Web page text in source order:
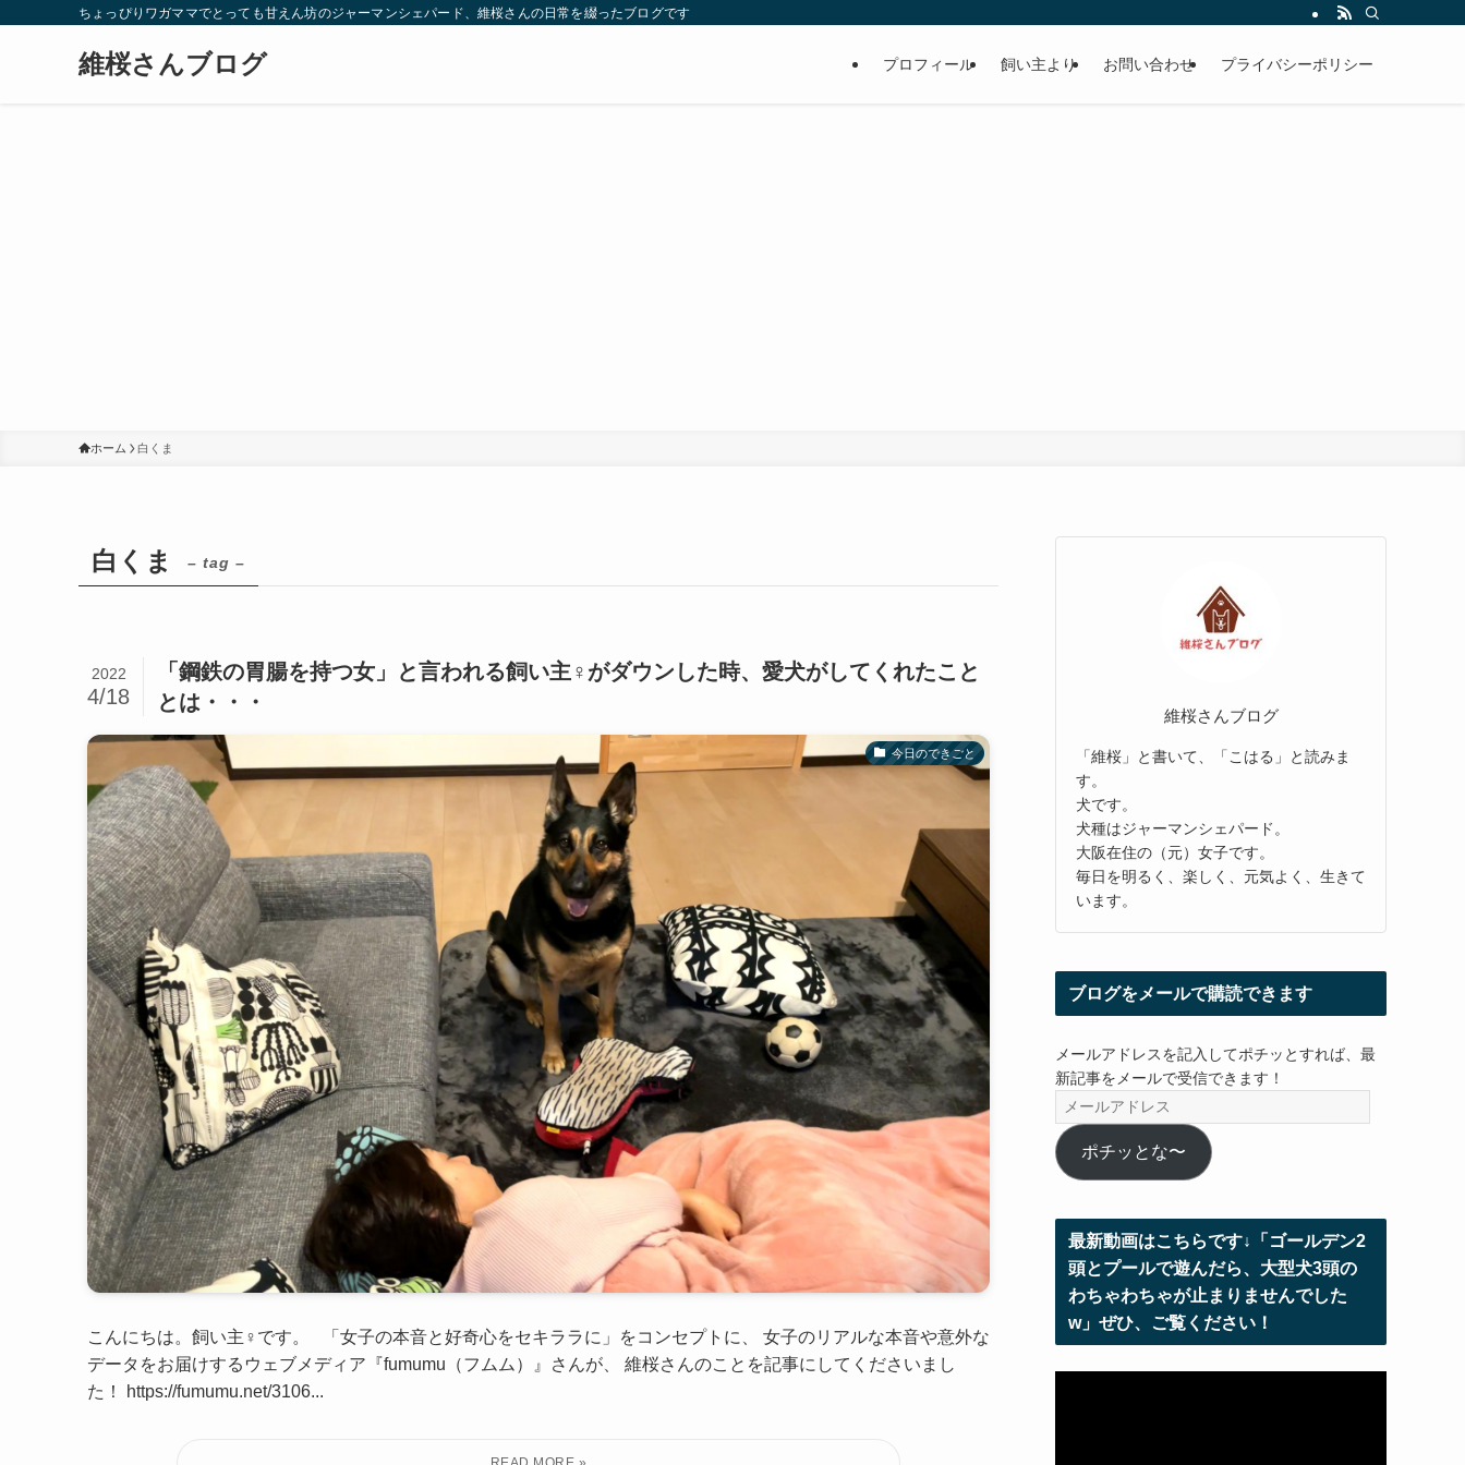
ちょっぴりワガママでとっても甘えん坊のジャーマンシェパード、維桜さんの日常を綴ったブログです
維桜さんブログ プロフィール 飼い主より お問い合わせ プライバシーポリシー
ホーム 白くま
白くま – tag –
「鋼鉄の胃腸を持つ女」と言われる飼い主♀がダウンした時、愛犬がしてくれたこと
とは・・・
2022
4/18
今日のできごと
こんにちは。飼い主♀です。 「女子の本音と好奇心をセキララに」をコンセプトに、 女子のリアルな本音や意外な
データをお届けするウェブメディア『fumumu（フムム）』さんが、 維桜さんのことを記事にしてくださいまし
た！ https://fumumu.net/3106...
維桜さんブログ
「維桜」と書いて、「こはる」と読みま
す。
犬です。
犬種はジャーマンシェパード。
大阪在住の（元）女子です。
毎日を明るく、楽しく、元気よく、生きて
います。
ブログをメールで購読できます
メールアドレスを記入してポチッとすれば、最
新記事をメールで受信できます！
ー
ル
ア
レ
ス
ポチッとな〜
最新動画はこちらです↓「ゴールデン2
頭とプールで遊んだら、大型犬3頭の
わちゃわちゃが止まりませんでした
w」ぜひ、ご覧ください！